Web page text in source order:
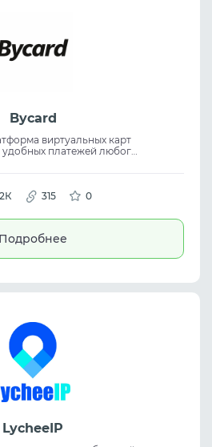
Bycard
виртуальных карт
платежей любого
для онлайн-платежей и
бизнеса.
315 0
Подробнее
LycheeIP